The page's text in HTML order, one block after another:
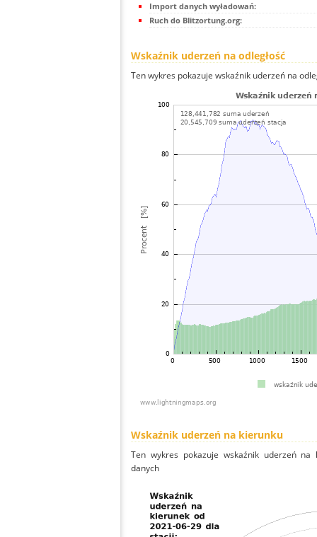
Import danych wyładowań:
Ruch do Blitzortung.org:
Wskaźnik uderzeń na odległość
Ten wykres pokazuje wskaźnik uderzeń na
Wskaźnik uderzeń na kierunku
Ten wykres pokazuje wskaźnik uderzeń
danych